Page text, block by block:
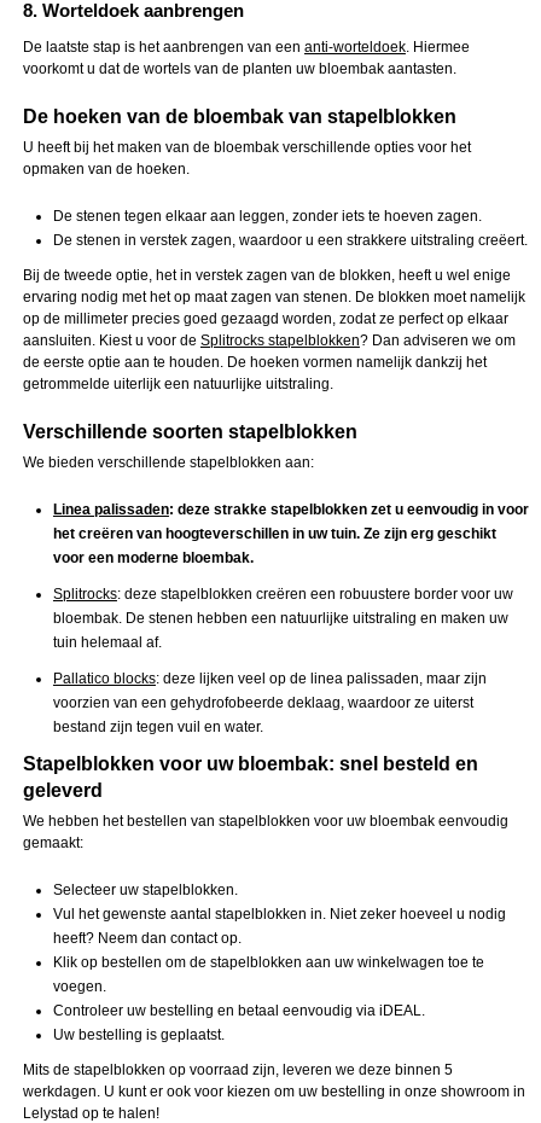
8. Worteldoek aanbrengen
De laatste stap is het aanbrengen van een anti-worteldoek. Hiermee
voorkomt u dat de wortels van de planten uw bloembak aantasten.
De hoeken van de bloembak van stapelblokken
U heeft bij het maken van de bloembak verschillende opties voor het
opmaken van de hoeken.
De stenen tegen elkaar aan leggen, zonder iets te hoeven zagen.
De stenen in verstek zagen, waardoor u een strakkere uitstraling creëert.
Bij de tweede optie, het in verstek zagen van de blokken, heeft u wel enige
ervaring nodig met het op maat zagen van stenen. De blokken moet namelijk
op de millimeter precies goed gezaagd worden, zodat ze perfect op elkaar
aansluiten. Kiest u voor de Splitrocks stapelblokken? Dan adviseren we om
de eerste optie aan te houden. De hoeken vormen namelijk dankzij het
getrommelde uiterlijk een natuurlijke uitstraling.
Verschillende soorten stapelblokken
We bieden verschillende stapelblokken aan:
Linea palissaden: deze strakke stapelblokken zet u eenvoudig in voor
het creëren van hoogteverschillen in uw tuin. Ze zijn erg geschikt
voor een moderne bloembak.
Splitrocks: deze stapelblokken creëren een robuustere border voor uw
bloembak. De stenen hebben een natuurlijke uitstraling en maken uw
tuin helemaal af.
Pallatico blocks: deze lijken veel op de linea palissaden, maar zijn
voorzien van een gehydrofobeerde deklaag, waardoor ze uiterst
bestand zijn tegen vuil en water.
Stapelblokken voor uw bloembak: snel besteld en
geleverd
We hebben het bestellen van stapelblokken voor uw bloembak eenvoudig
gemaakt:
Selecteer uw stapelblokken.
Vul het gewenste aantal stapelblokken in. Niet zeker hoeveel u nodig
heeft? Neem dan contact op.
Klik op bestellen om de stapelblokken aan uw winkelwagen toe te
voegen.
Controleer uw bestelling en betaal eenvoudig via iDEAL.
Uw bestelling is geplaatst.
Mits de stapelblokken op voorraad zijn, leveren we deze binnen 5
werkdagen. U kunt er ook voor kiezen om uw bestelling in onze showroom in
Lelystad op te halen!